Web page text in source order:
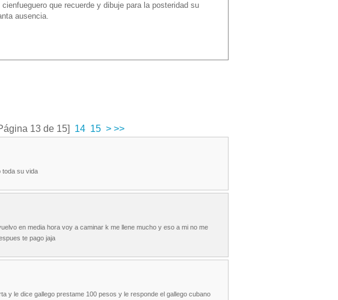
que recuerde y dibuje para la posteridad su
ausencia.
13 de 15] 14 15 >>>
toda su vida
en media hora voy a caminar k me llene mucho y eso a mi no me
te pago jaja
y le dice gallego prestame 100 pesos y le responde el gallego cubano